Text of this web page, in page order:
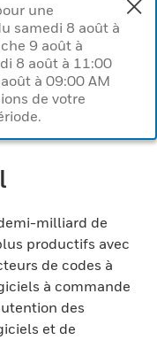
une
samedi 8 août à
9 août à
8 août à 11:00
à 09:00 AM
de votre
milliard de
productifs avec
de codes à
à commande
des
et de